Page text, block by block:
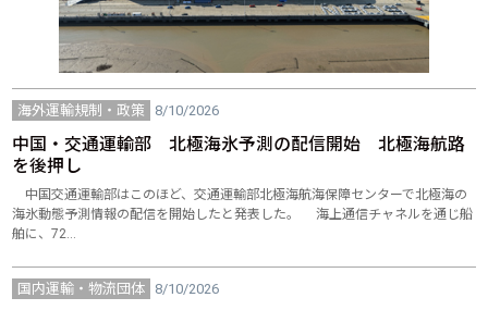
海外運輸規制・政策 8/10/2026
中国・交通運輸部 北極海氷予測の配信開始 北極海航路
を後押し
中国交通運輸部はこのほど、交通運輸部北極海航海保障センターで北極海の
海氷動態予測情報の配信を開始したと発表した。 海上通信チャネルを通じ船
舶に、72…
国内運輸・物流団体 8/10/2026